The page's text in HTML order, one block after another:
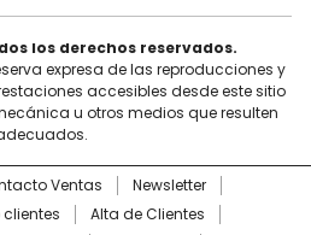
los derechos reservados.
expresa de las reproducciones y
accesibles desde este sitio
u otros medios que resulten
Ventas
Newsletter
Alta de Clientes